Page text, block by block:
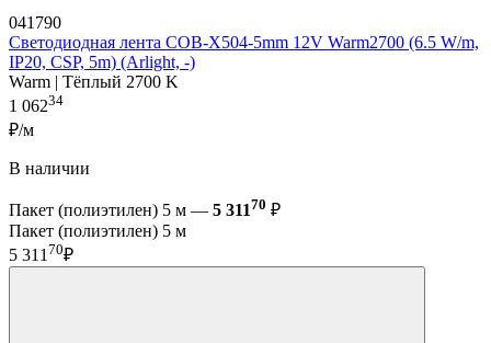
041790
Светодиодная лента COB-X504-5mm 12V Warm2700 (6.5 W/m,
IP20, CSP, 5m) (Arlight, -)
Warm | Тёплый 2700 K
1 06234
₽/м
В наличии
Пакет (полиэтилен) 5 м — 5 31170 ₽
Пакет (полиэтилен) 5 м
5 311 70₽